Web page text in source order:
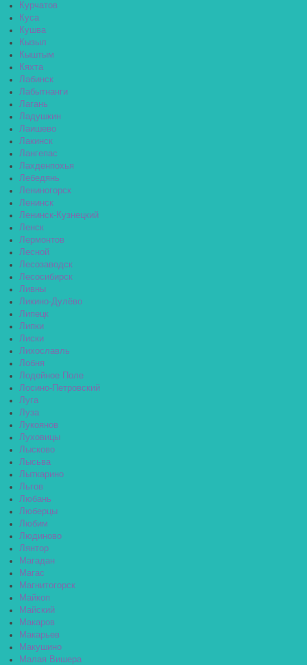
Курчатов
Куса
Кушва
Кызыл
Кыштым
Кяхта
Лабинск
Лабытнанги
Лагань
Ладушкин
Лаишево
Лакинск
Лангепас
Лахденпохья
Лебедянь
Лениногорск
Ленинск
Ленинск-Кузнецкий
Ленск
Лермонтов
Лесной
Лесозаводск
Лесосибирск
Ливны
Ликино-Дулёво
Липецк
Липки
Лиски
Лихославль
Лобня
Лодейное Поле
Лосино-Петровский
Луга
Луза
Лукоянов
Луховицы
Лысково
Лысьва
Лыткарино
Льгов
Любань
Люберцы
Любим
Людиново
Лянтор
Магадан
Магас
Магнитогорск
Майкоп
Майский
Макаров
Макарьев
Макушино
Малая Вишера